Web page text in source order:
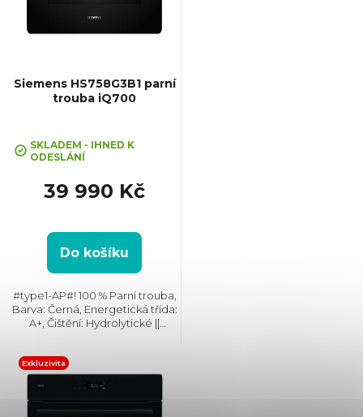
p
o
k
t
ů
Siemens HS758G3B1 parní
trouba iQ700
hodnocení
3,0
5
hvězdiček.
SKLADEM - IHNED K
ODESLÁNÍ
39 990 Kč
Do košíku
#type1-AP#! 100 % Parní trouba,
Barva: Černá, Energetická třída:
A+, Čištění: Hydrolytické ||
(VxŠxH): 595x594x548 mm,
Výbava:...
Exkluzivita